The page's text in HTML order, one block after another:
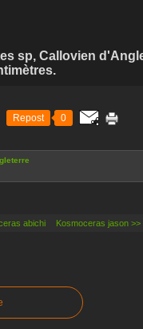
sp, Callovien
Repost 0
abichi Kosmoceras jason >>